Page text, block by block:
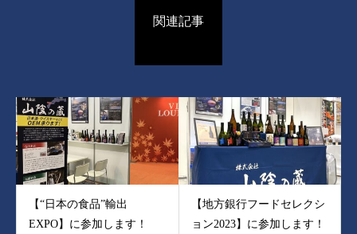
関連記事
【“日本の食品”輸出
EXPO】に参加します！
【地方銀行フードセレクシ
ョン2023】に参加します！